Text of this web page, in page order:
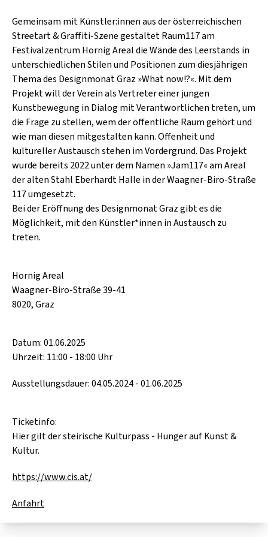
CAFÉ WOLF
POSTGARAGE
KUNSTGARTEN
KRISTALLWERK
GOLD & PECH THEATER
HARD & HEAVY
SINGER-SONGWRITER
VOLKSMUSIK
KULTURLAND STEIERMARK
Gemeinsam mit Künstler:innen aus der österreichischen
Streetart & Graffiti-Szene gestaltet Raum117 am
Festivalzentrum Hornig Areal die Wände des Leerstands in
unterschiedlichen Stilen und Positionen zum diesjährigen
Thema des Designmonat Graz »What now!?«. Mit dem
Projekt will der Verein als Vertreter einer jungen
Kunstbewegung in Dialog mit Verantwortlichen treten, um
die Frage zu stellen, wem der öffentliche Raum gehört und
wie man diesen mitgestalten kann. Offenheit und
kultureller Austausch stehen im Vordergrund. Das Projekt
wurde bereits 2022 unter dem Namen »Jam117« am Areal
der alten Stahl Eberhardt Halle in der Waagner-Biro-Straße
117 umgesetzt.
Bei der Eröffnung des Designmonat Graz gibt es die
Möglichkeit, mit den Künstler*innen in Austausch zu
treten.
Hornig Areal
Waagner-Biro-Straße 39-41
8020, Graz
Datum: 01.06.2025
Uhrzeit: 11:00 - 18:00 Uhr
Ausstellungsdauer: 04.05.2024 - 01.06.2025
Ticketinfo:
Hier gilt der steirische Kulturpass - Hunger auf Kunst &
Kultur.
https://www.cis.at/
Anfahrt